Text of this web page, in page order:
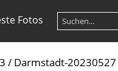
Fotos
/ Darmstadt-20230527